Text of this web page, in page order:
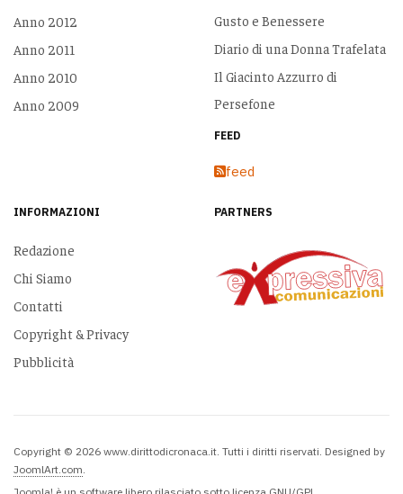
Anno 2012
Anno 2011
Anno 2010
Anno 2009
Gusto e Benessere
Diario di una Donna Trafelata
Il Giacinto Azzurro di
Persefone
FEED
feed
INFORMAZIONI
Redazione
Chi Siamo
Contatti
Copyright & Privacy
Pubblicità
PARTNERS
Copyright © 2026 www.dirittodicronaca.it. Tutti i diritti riservati. Designed by
JoomlArt.com